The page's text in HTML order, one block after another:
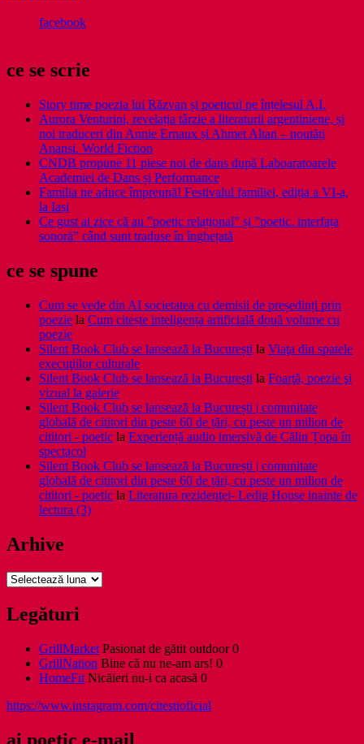
facebook
ce se scrie
Story time poezia lui Răzvan și poeticul pe înțelesul A.I.
Aurora Venturini, revelația târzie a literaturii argentiniene, și
noi traduceri din Annie Ernaux și Ahmet Altan – noutăți
Anansi. World Fiction
CNDB propune 11 piese noi de dans după Laboaratoarele
Academiei de Dans și Performance
Familia ne aduce împreună! Festivalul familiei, ediția a VI-a,
la Iași
Ce gust ai zice că au ”poetic relațional” și ”poetic. interfața
sonoră” când sunt traduse în înghețată
ce se spune
Cum se vede din AI societatea cu demisii de președinți prin
poezie la Cum citește inteligența artificială două volume cu
poezie
Silent Book Club se lansează la București la Viaţa din spatele
execuţiilor culturale
Silent Book Club se lansează la București la Foarţă, poezie şi
vizual la galerie
Silent Book Club se lansează la București | comunitate
globală de cititori din peste 60 de țări, cu peste un milion de
cititori - poetic la Experiență audio imersivă de Călin Țopa în
spectacol
Silent Book Club se lansează la București | comunitate
globală de cititori din peste 60 de țări, cu peste un milion de
cititori - poetic la Literatura rezidenţei- Ledig House inainte de
lectura (3)
Arhive
Arhive
Legături
GrillMarket Pasionat de gătit outdoor 0
GrillNation Bine că nu ne-am ars! 0
HomeFit Nicăieri nu-i ca acasă 0
https://www.instagram.com/citestioficial
ai poetic e-mail